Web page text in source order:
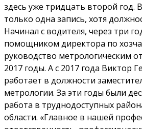
здесь уже тридцать второй год.
только одна запись, хотя
Начинал с водителя, через три
помощником директора по
руководство метрологическим
2017 годы. А с 2017 года Виктор
работает в должности
метрологии. За эти годы были
работа в труднодоступных
области. «Главное в нашей